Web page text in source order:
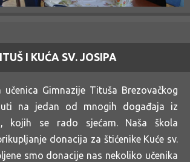
I KUĆA SV. JOSIPA
Gimnazije Tituša Brezovačkog
na jedan od mnogih događaja iz
kojih se rado sjećam. Naša škola
donacija za štićenike Kuće sv.
smo donacije nas nekoliko učenika